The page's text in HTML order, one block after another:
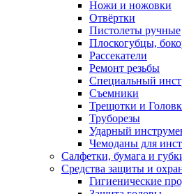
Ножи и ножовки
Отвёртки
Пистолеты ручные
Плоскогубцы,
Рассекатели
Ремонт резьбы
Специальный
Съемники
Трещотки и
Труборезы
Ударный
Чемоданы для
Салфетки, бумага и
Средства защиты и
Гигиенические